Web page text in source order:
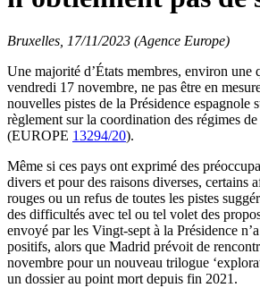
Bruxelles, 17/11/2023 (Agence Europe)
Une majorité d’États membres, environ une
vendredi 17 novembre, ne pas être en
nouvelles pistes de la Présidence espagnole
règlement sur la coordination des régimes
(EUROPE 13294/20).
Même si ces pays ont exprimé des
divers et pour des raisons diverses, certains
rouges ou un refus de toutes les pistes
des difficultés avec tel ou tel volet des
envoyé par les Vingt-sept à la Présidence
positifs, alors que Madrid prévoit de
novembre pour un nouveau trilogue
un dossier au point mort depuis fin 2021.